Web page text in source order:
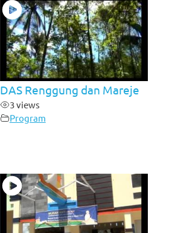
DAS Renggung dan Mareje
3 views
Program